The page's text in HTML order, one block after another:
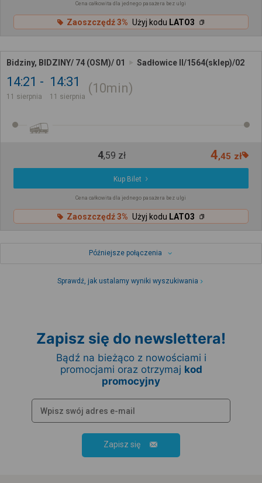
Cena całkowita dla jednego pasażera bez ulgi
Zaoszczędź 3% Użyj kodu LATO3
Bidziny, BIDZINY/ 74 (OSM)/ 01 Sadłowice II/1564(sklep)/02
14:21
11 sierpnia
14:31
11 sierpnia
10min
4,59 zł 4,45 zł
Kup Bilet
Cena całkowita dla jednego pasażera bez ulgi
Zaoszczędź 3% Użyj kodu LATO3
Późniejsze połączenia
Sprawdź, jak ustalamy wyniki wyszukiwania
Zapisz się do newslettera!
Bądź na bieżąco z nowościami i
promocjami oraz otrzymaj kod
promocyjny
Zapisz się